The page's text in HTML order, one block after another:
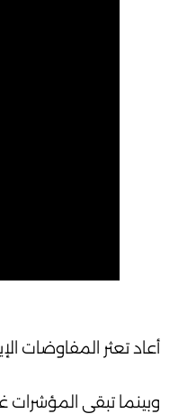
أعاد تعثر المفاوضات
وبينما تبقى